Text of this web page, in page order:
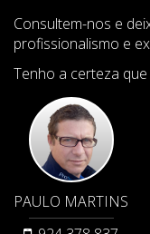
Consultem-nos e
profissionalismo e
Tenho a certeza
PAULO MARTINS